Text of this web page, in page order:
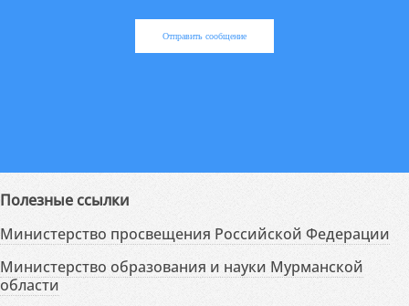
Отправить сообщение
Полезные ссылки
Министерство просвещения Российской Федерации
Министерство образования и науки Мурманской
области